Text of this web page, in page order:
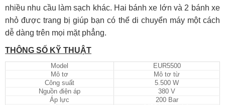
nhiều nhu cầu làm sạch khác. Hai bánh xe lớn và 2 bánh xe
nhỏ được trang bị giúp bạn có thể di chuyển máy một cách
dễ dàng trên mọi mặt phẳng.
THÔNG SỐ KỸ THUẬT
Model
EUR5500
Mô tơ
Mô tơ từ
Công suất
5.500 W
Nguồn điện áp
380 V
Áp lực
200 Bar